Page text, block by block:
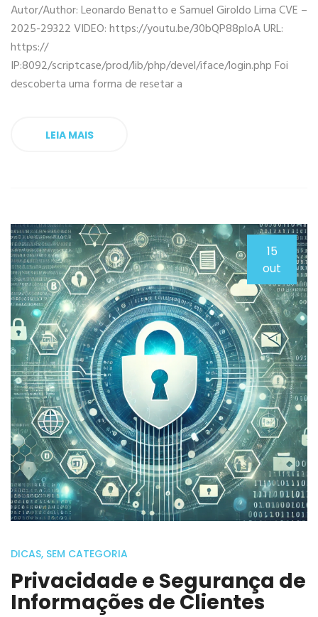
Autor/Author: Leonardo Benatto e Samuel Giroldo Lima CVE –
2025-29322 VIDEO: https://youtu.be/30bQP88ploA URL:
https://
IP:8092/scriptcase/prod/lib/php/devel/iface/login.php Foi
descoberta uma forma de resetar a
LEIA MAIS
15
out
DICAS, SEM CATEGORIA
Privacidade e Segurança de
Informações de Clientes